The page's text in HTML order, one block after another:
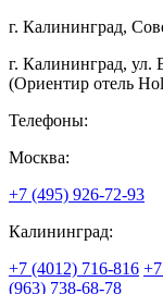
г. Калининград,
г. Калининград, ул.
(Ориентир отель
Телефоны:
Москва:
+7 (495) 926-72-93
Калининград:
+7 (4012) 716-816
(963) 738-68-78